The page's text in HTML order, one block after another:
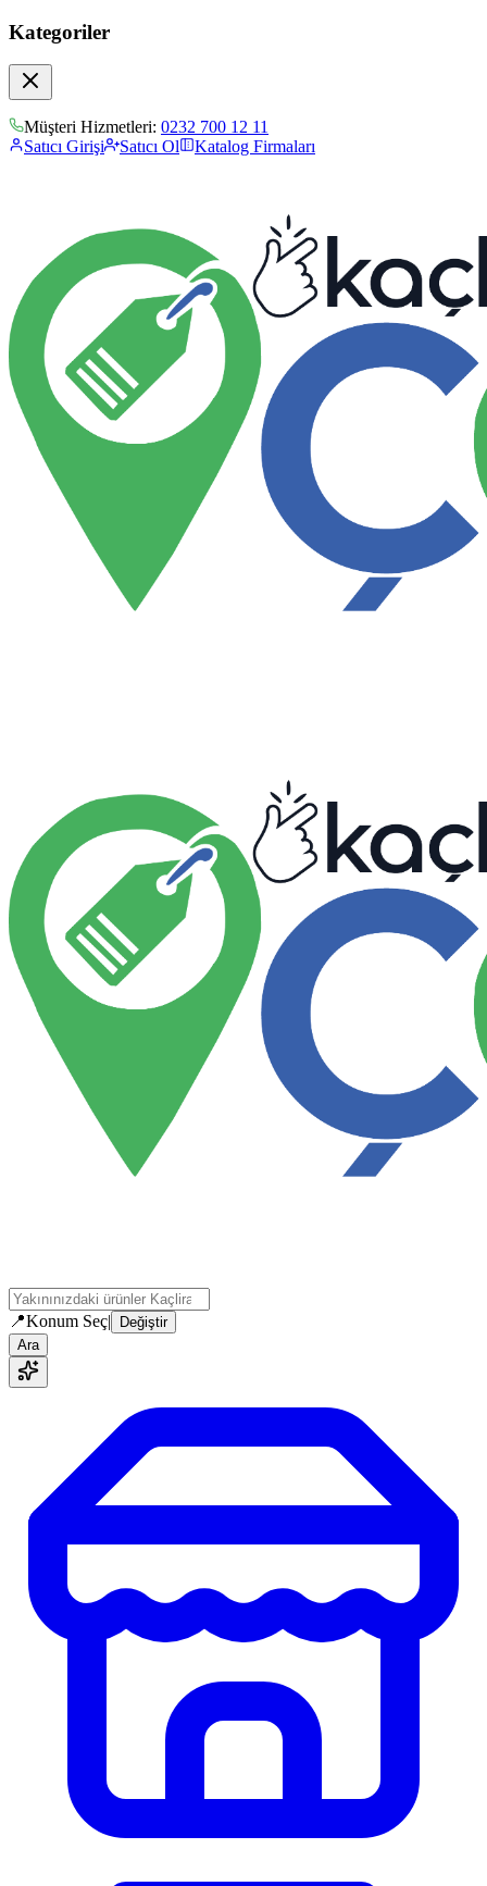
Kategoriler
Müşteri Hizmetleri: 0232 700 12 11
Satıcı Girişi
Satıcı Ol Katalog Firmaları
📍Konum Seç|
Değiştir
Ara